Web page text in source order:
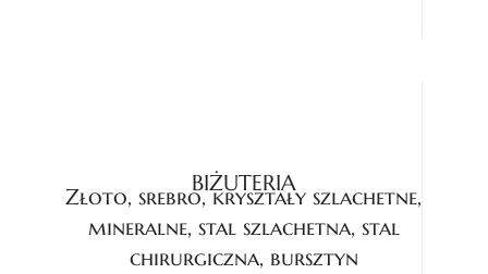
BIŻUTERIA
Złoto, srebro, kryształy szlachetne,
mineralne, stal szlachetna, stal
chirurgiczna, bursztyn